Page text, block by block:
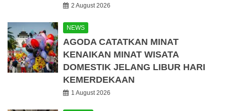
2 August 2026
NEWS
AGODA CATATKAN MINAT
KENAIKAN MINAT WISATA
DOMESTIK JELANG LIBUR HARI
KEMERDEKAAN
1 August 2026